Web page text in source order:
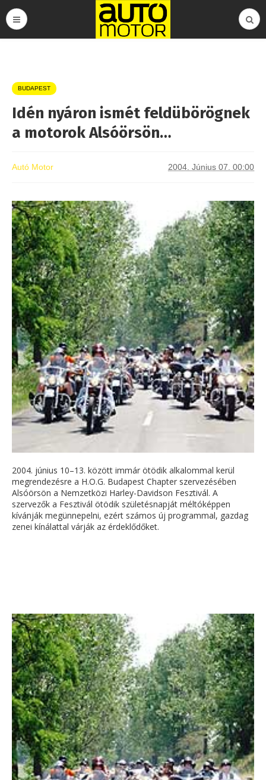
BUDAPEST
Idén nyáron ismét feldübörögnek
a motorok Alsóörsön…
Autó Motor 2004. Június 07. 00:00
2004. június 10–13. között immár ötödik alkalommal kerül
megrendezésre a H.O.G. Budapest Chapter szervezésében
Alsóörsön a Nemzetközi Harley-Davidson Fesztivál. A
szervezők a Fesztivál ötödik születésnapját méltóképpen
kívánják megünnepelni, ezért számos új programmal, gazdag
zenei kínálattal várják az érdeklődőket.